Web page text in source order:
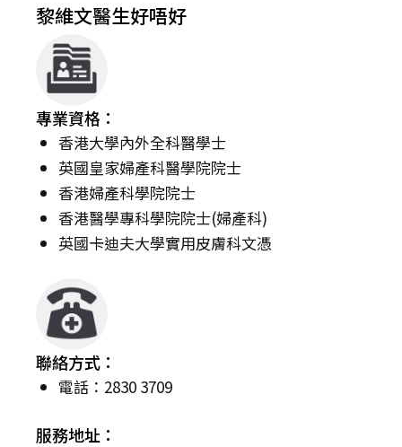
黎維文醫生好唔好
專業資格：
香港大學內外全科醫學士
英國皇家婦產科醫學院院士
香港婦產科學院院士
香港醫學專科學院院士(婦產科)
英國卡迪夫大學實用皮膚科文憑
聯絡方式：
電話：2830 3709
服務地址：